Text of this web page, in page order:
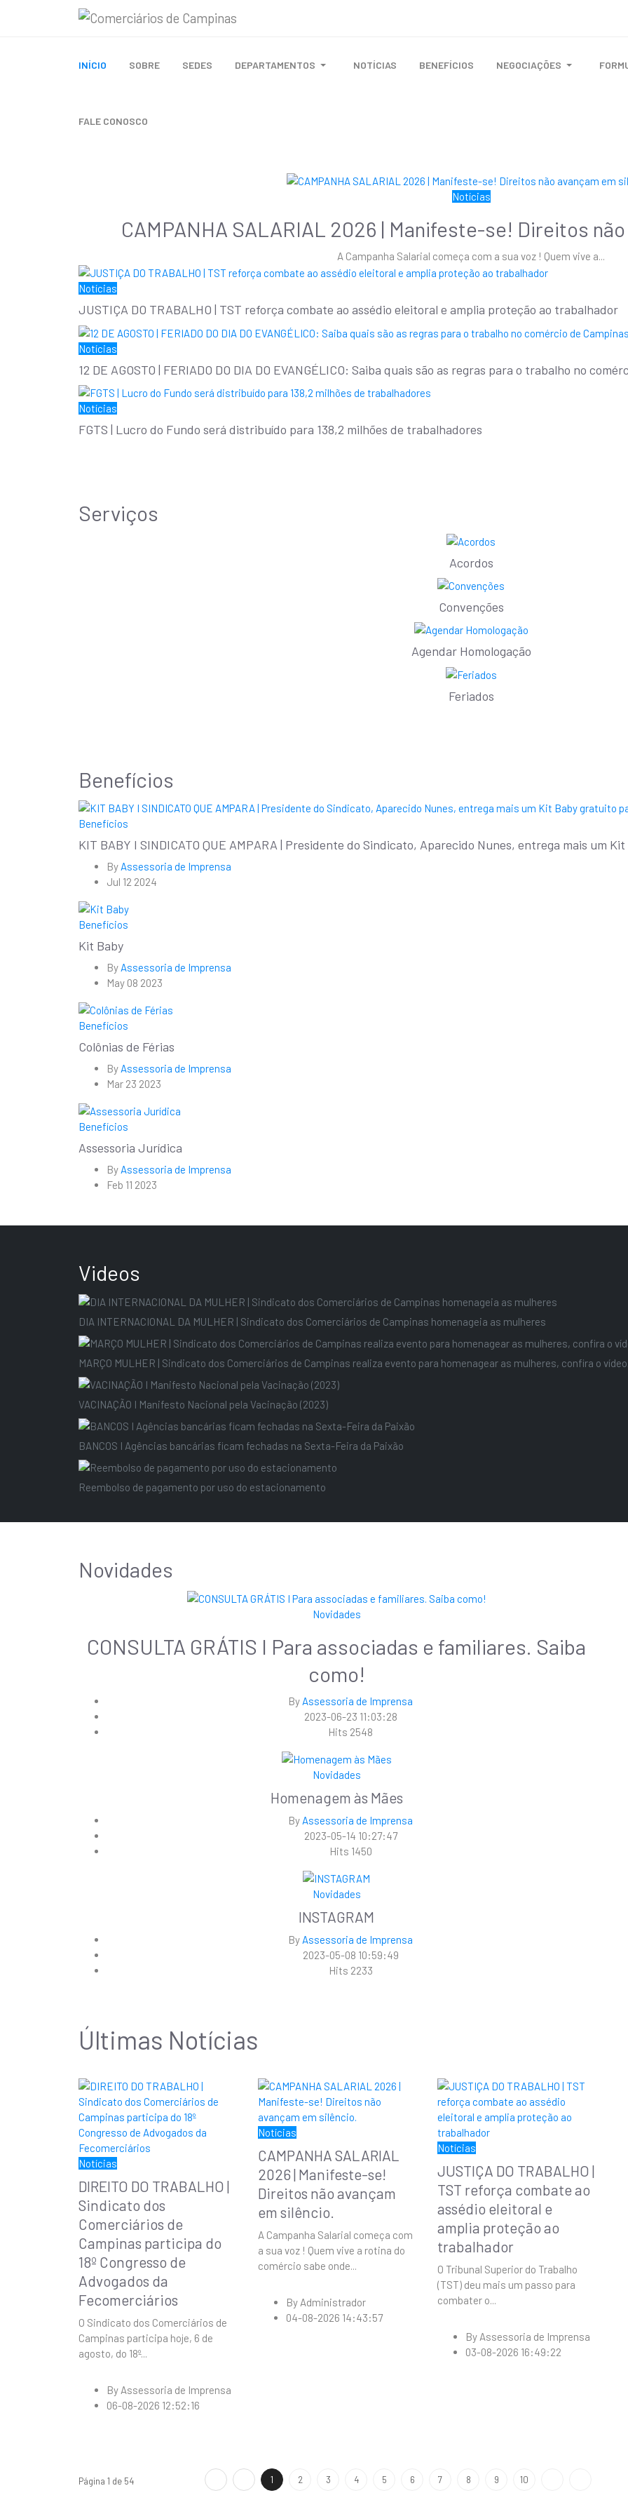
INÍCIO SOBRE SEDES DEPARTAMENTOS NOTÍCIAS BENEFÍCIOS NEGOCIAÇÕES
FALE CONOSCO
Notícias
CAMPANHA SALARIAL 2026 | Manifeste-se! Direitos
A Campanha Salarial começa com a sua voz ! Quem vive a...
Notícias
JUSTIÇA DO TRABALHO | TST reforça combate ao assédio eleitoral e amplia proteção ao trabalhador
Notícias
12 DE AGOSTO | FERIADO DO DIA DO EVANGÉLICO: Saiba quais são as regras para o trabalho no
Notícias
FGTS | Lucro do Fundo será distribuído para 138,2 milhões de trabalhadores
Serviços
Acordos
Convenções
Agendar Homologação
Feriados
Benefícios
Benefícios
KIT BABY I SINDICATO QUE AMPARA | Presidente do Sindicato, Aparecido Nunes, entrega mais um
By Assessoria de Imprensa
Jul 12 2024
Benefícios
Kit Baby
By Assessoria de Imprensa
May 08 2023
Benefícios
Colônias de Férias
By Assessoria de Imprensa
Mar 23 2023
Benefícios
Assessoria Jurídica
By Assessoria de Imprensa
Feb 11 2023
Videos
DIA INTERNACIONAL DA MULHER | Sindicato dos Comerciários de Campinas homenageia as mulheres
MARÇO MULHER | Sindicato dos Comerciários de Campinas realiza evento para homenagear as mulheres, confira o vídeo.
VACINAÇÃO I Manifesto Nacional pela Vacinação (2023)
BANCOS I Agências bancárias ficam fechadas na Sexta-Feira da Paixão
Reembolso de pagamento por uso do estacionamento
Novidades
Novidades
CONSULTA GRÁTIS I Para associadas e familiares. Saiba
como!
By Assessoria de Imprensa
2023-06-23 11:03:28
Hits 2548
Novidades
Homenagem às Mães
By Assessoria de Imprensa
2023-05-14 10:27:47
Hits 1450
Novidades
INSTAGRAM
By Assessoria de Imprensa
2023-05-08 10:59:49
Hits 2233
Últimas Notícias
Notícias
DIREITO DO TRABALHO |
Sindicato dos
Comerciários de
Campinas participa do
18º Congresso de
Advogados da
Fecomerciários
O Sindicato dos Comerciários de
Campinas participa hoje, 6 de
agosto, do 18º...
By Assessoria de Imprensa
06-08-2026 12:52:16
Notícias
CAMPANHA SALARIAL
2026 | Manifeste-se!
Direitos não avançam
em silêncio.
A Campanha Salarial começa com
a sua voz ! Quem vive a rotina do
comércio sabe onde...
By Administrador
04-08-2026 14:43:57
Notícias
JUSTIÇA DO TRABALHO |
TST reforça combate ao
assédio eleitoral e
amplia proteção ao
trabalhador
O Tribunal Superior do Trabalho
(TST) deu mais um passo para
combater o...
By Assessoria de Imprensa
03-08-2026 16:49:22
1 2 3 4 5 6 7 8 9 10
Página 1 de 54